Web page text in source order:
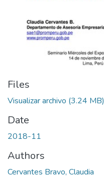
Files
Visualizar archivo (3.24 MB)
Date
2018-11
Authors
Cervantes Bravo, Claudia